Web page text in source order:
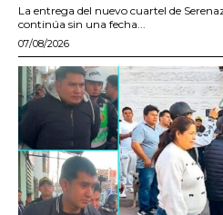
La entrega del nuevo cuartel de
continúa sin una fecha...
07/08/2026